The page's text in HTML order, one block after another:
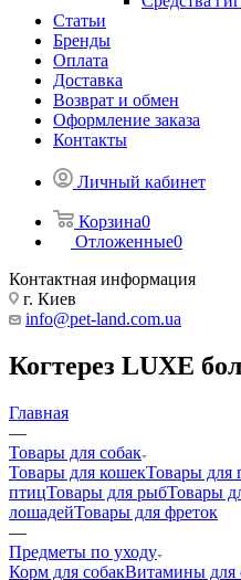
Статьи
Бренды
Оплата
Доставка
Возврат и обмен
Оформление заказа
Контакты
Личный кабинет
Корзина0
Отложенные0
Контактная информация
г. Киев
info@pet-land.com.ua
Когтерез LUXE
Главная
—
Товары для собак
Товары для кошекТовары для
птицТовары для рыбТовары
лошадейТовары для фреток
—
Предметы по уходу
Корм для собакВитамины для